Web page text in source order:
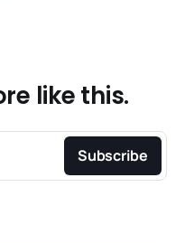
like this.
Subscribe